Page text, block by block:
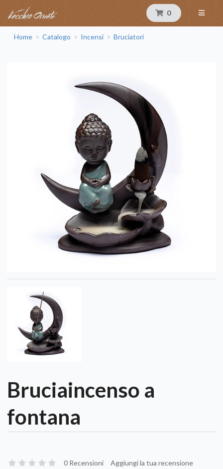
0
Home > Catalogo > Incensi > Bruciatori
Bruciaincenso a
fontana
0 Recensioni Aggiungi la tua recensione